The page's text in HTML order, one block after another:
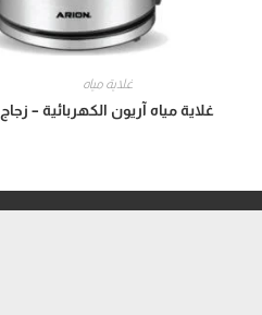
غلاية مياه
غلاية مياه آريون الكهربائية – زجاج